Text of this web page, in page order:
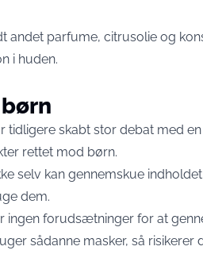
andet parfume, citrusolie og
i huden.
tidligere skabt stor debat med
rettet mod børn.
selv kan gennemskue
dem.
ingen forudsætninger for at
sådanne masker, så risikerer